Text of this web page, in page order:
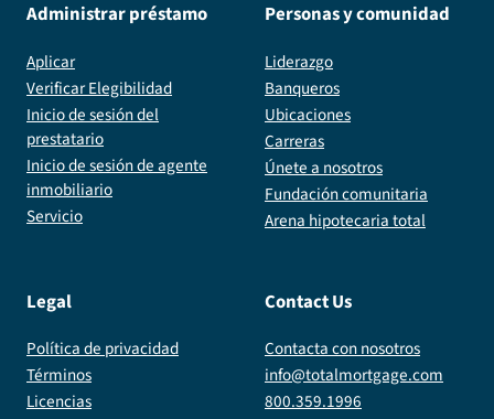
Administrar préstamo
Aplicar
Verificar Elegibilidad
Inicio de sesión del
prestatario
Inicio de sesión de agente
inmobiliario
Servicio
Personas y comunidad
Liderazgo
Banqueros
Ubicaciones
Carreras
Únete a nosotros
Fundación comunitaria
Arena hipotecaria total
Legal
Política de privacidad
Términos
Licencias
Contact Us
Contacta con nosotros
info@totalmortgage.com
800.359.1996